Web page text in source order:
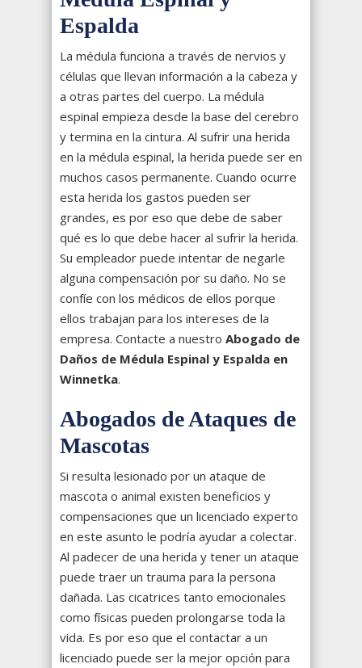
Espalda
La médula funciona a través de nervios y
células que llevan información a la cabeza y
a otras partes del cuerpo. La médula
espinal empieza desde la base del cerebro
y termina en la cintura. Al sufrir una herida
en la médula espinal, la herida puede ser en
muchos casos permanente. Cuando ocurre
esta herida los gastos pueden ser
grandes, es por eso que debe de saber
qué es lo que debe hacer al sufrir la herida.
Su empleador puede intentar de negarle
alguna compensación por su daño. No se
confíe con los médicos de ellos porque
ellos trabajan para los intereses de la
empresa. Contacte a nuestro Abogado de
Daños de Médula Espinal y Espalda en
Winnetka.
Abogados de Ataques de
Mascotas
Si resulta lesionado por un ataque de
mascota o animal existen beneficios y
compensaciones que un licenciado experto
en este asunto le podría ayudar a colectar.
Al padecer de una herida y tener un ataque
puede traer un trauma para la persona
dañada. Las cicatrices tanto emocionales
como físicas pueden prolongarse toda la
vida. Es por eso que el contactar a un
licenciado puede ser la mejor opción para